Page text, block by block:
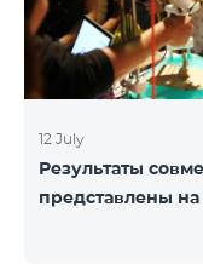
12 July
Результаты
представлены